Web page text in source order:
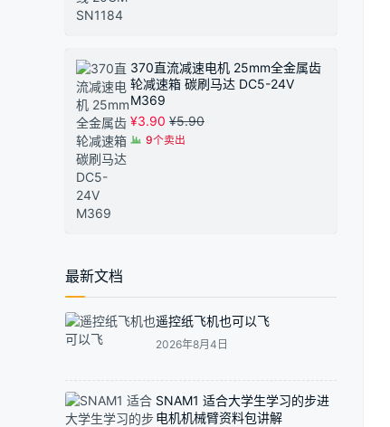
370直流减速电机 25mm全金属齿
轮减速箱 碳刷马达 DC5-24V
M369
¥3.90 ¥5.90
9个卖出
最新文档
遥控纸飞机也可以飞
2026年8月4日
SNAM1 适合大学生学习的步进
电机机械臂资料包讲解